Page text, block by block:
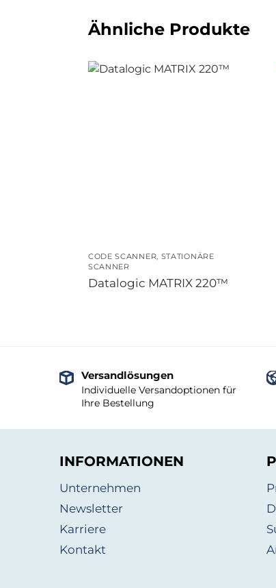
Ähnliche Produkte
CODE SCANNER, STATIONÄRE
SCANNER
Datalogic MATRIX 220™
Versandlösungen
Individuelle Versandoptionen für
Ihre Bestellung
INFORMATIONEN
Unternehmen
Newsletter
Karriere
Kontakt